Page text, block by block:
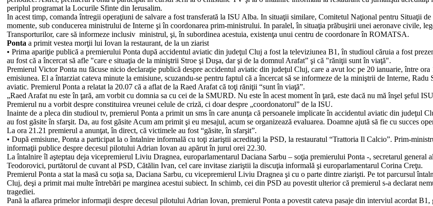
periplul programat la Locurile Sfinte din Ierusalim.
In acest timp, comanda întregii operaţiuni de salvare a fost transferată la ISU Alba. In situaţii similare, Comitetul Naţional pentru Situaţii
momente, sub conducerea ministrului de Interne şi în coordonarea prim-ministrului. In paralel, în situaţia prăbuşirii unei aeronave civile,
Transporturilor, care să informeze inclusiv ministrul, şi, în subordinea acestuia, existenţa unui centru de coordonare în ROMATSA.
Ponta a primit vestea morţii lui Iovan la restaurant, de la un ziarist
• Prima apariţie publică a premierului Ponta după accidentul aviatic din judeţul Cluj a fost la televiziunea B1, în studioul căruia a fost
au fost că a încercat să afle "care e situaţia de la miniştrii Stroe şi Duşa, dar şi de la domnul Arafat” şi că "răniţii sunt în viaţă".
Premierul Victor Ponta nu făcuse nicio declaraţie publică despre accidentul aviatic din judeţul Cluj, care a avut loc pe 20 ianuarie, între
emisiunea. El a întarziat cateva minute la emisiune, scuzandu-se pentru faptul că a încercat să se informeze de la miniştrii de Interne,
aviatic. Premierul Ponta a relatat la 20.07 că a aflat de la Raed Arafat că toţi răniţii “sunt în viaţă”.
„Raed Arafat nu este în ţară, am vorbit cu domnia sa cu cei de la SMURD. Nu este în acest moment în ţară, este dacă nu mă înşel şeful
Premierul nu a vorbit despre constituirea vreunei celule de criză, ci doar despre „coordonatorul” de la ISU.
Inainte de a pleca din studioul tv, premierul Ponta a primit un sms în care anunţa că persoanele implicate în accidentul aviatic din judeţul
au fost găsite în sfarşit. Da, au fost găsite Acum am primit şi eu mesajul, acum se organizează evaluarea. Doamne ajută să fie cu succes
La ora 21.21 premierul a anunţat, în direct, că victimele au fost “găsite, în sfarşit”.
• După emisiune, Ponta a participat la o întalnire informală cu toţi ziariştii acreditaţi la PSD, la restauratul “Trattoria Il Calcio”. Prim-
informaţii publice despre decesul pilotului Adrian Iovan au apărut în jurul orei 22.30.
La întalnire îl aşteptau deja vicepremierul Liviu Dragnea, europarlamentarul Daciana Sarbu – soţia premierului Ponta -, secretarul
Teodorovici, purtătorul de cuvant al PSD, Cătălin Ivan, cel care invitase ziariştii la discuţia informală şi europarlamentarul Corina Creţu.
Premierul Ponta a stat la masă cu soţia sa, Daciana Sarbu, cu vicepremierul Liviu Dragnea şi cu o parte dintre ziarişti. Pe tot parcursul
Cluj, deşi a primit mai multe întrebări pe marginea acestui subiect. In schimb, cei din PSD au povestit ulterior că premierul s-a declarat
tragediei.
Pană la aflarea primelor informaţii despre decesul pilotului Adrian Iovan, premierul Ponta a povestit cateva pasaje din interviul acordat